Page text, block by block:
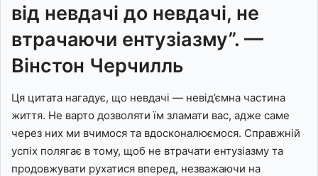
від невдачі до невдачі, не
втрачаючи ентузіазму”. —
Вінстон Черчилль
Ця цитата нагадує, що невдачі — невід’ємна частина
життя. Не варто дозволяти їм зламати вас, адже саме
через них ми вчимося та вдосконалюємося. Справжній
успіх полягає в тому, щоб не втрачати ентузіазму та
продовжувати рухатися вперед, незважаючи на